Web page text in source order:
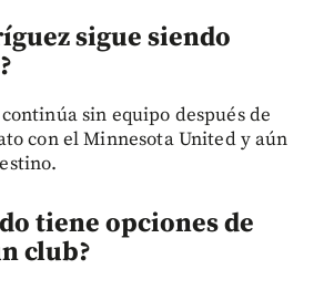
sigue siendo
sin equipo después de
con el Minnesota United y aún
tiene opciones de
club?